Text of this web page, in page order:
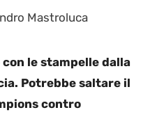
Mastroluca
le stampelle dalla
Potrebbe saltare il
contro